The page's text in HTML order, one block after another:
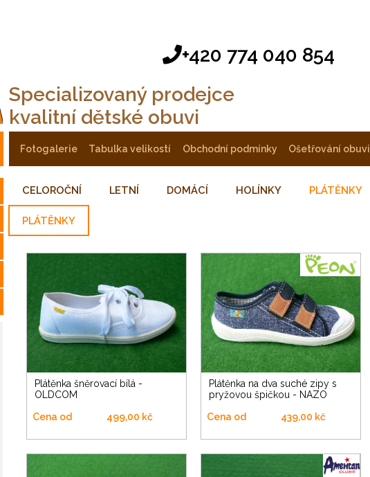
Specializovaný prodejce
kvalitní dětské obuvi
+420 774 040 854
fotogalerie tabulka velikostí obchodní podmínky ošetřování obuvi
CELOROČNÍ LETNÍ DOMÁCÍ HOLÍNKY PLÁTĚNKY
PLÁTĚNKY
Plátěnka šněrovací bílá -
OLDCOM
Cena od 499,00 kč
Plátěnka na dva suché zipy s
pryžovou špičkou - NAZO
Cena od 439,00 kč